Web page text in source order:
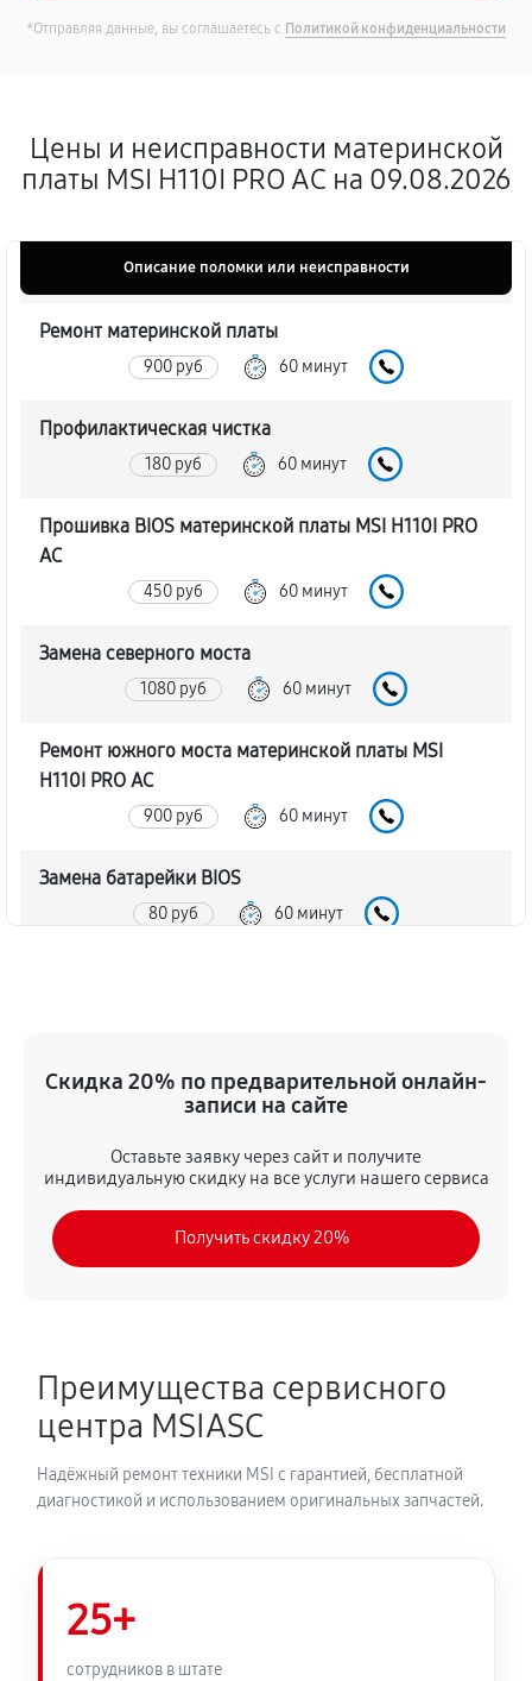
*Отправляя данные, вы соглашаетесь с Политикой конфиденциальности
Цены и неисправности материнской
платы MSI H110I PRO AC на 09.08.2026
Описание поломки или неисправности
Ремонт материнской платы
900 руб 60 минут
Профилактическая чистка
180 руб 60 минут
Прошивка BIOS материнской платы MSI H110I PRO
AC
450 руб 60 минут
Замена северного моста
1080 руб 60 минут
Ремонт южного моста материнской платы MSI
H110I PRO AC
900 руб 60 минут
Замена батарейки BIOS
80 руб 60 минут
Скидка 20% по предварительной онлайн-
записи на сайте
Оставьте заявку через сайт и получите
индивидуальную скидку на все услуги нашего сервиса
Получить скидку 20%
Преимущества сервисного
центра MSIASC
Надёжный ремонт техники MSI с гарантией, бесплатной
диагностикой и использованием оригинальных запчастей.
25+
сотрудников в штате